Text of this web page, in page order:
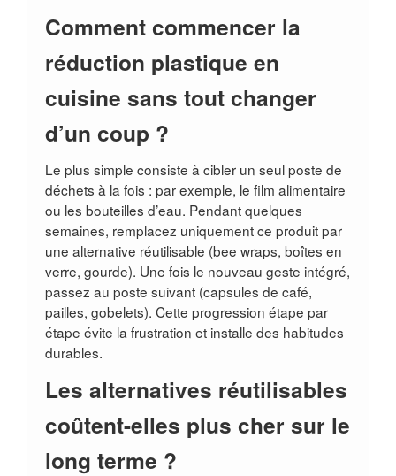
Comment commencer la
réduction plastique en
cuisine sans tout changer
d’un coup ?
Le plus simple consiste à cibler un seul poste de
déchets à la fois : par exemple, le film alimentaire
ou les bouteilles d’eau. Pendant quelques
semaines, remplacez uniquement ce produit par
une alternative réutilisable (bee wraps, boîtes en
verre, gourde). Une fois le nouveau geste intégré,
passez au poste suivant (capsules de café,
pailles, gobelets). Cette progression étape par
étape évite la frustration et installe des habitudes
durables.
Les alternatives réutilisables
coûtent-elles plus cher sur le
long terme ?